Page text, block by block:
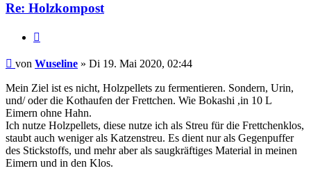
Re: Holzkompost
Beitrag
von Wuseline » Di 19. Mai 2020, 02:44
Mein Ziel ist es nicht, Holzpellets zu fermentieren. Sondern, Urin,
und/ oder die Kothaufen der Frettchen. Wie Bokashi ,in 10 L
Eimern ohne Hahn.
Ich nutze Holzpellets, diese nutze ich als Streu für die Frettchenklos,
staubt auch weniger als Katzenstreu. Es dient nur als Gegenpuffer
des Stickstoffs, und mehr aber als saugkräftiges Material in meinen
Eimern und in den Klos.